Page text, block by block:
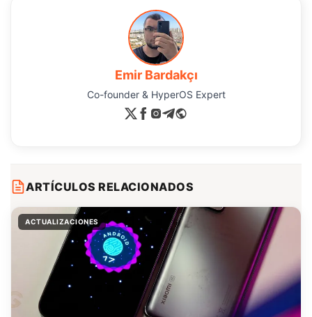
Emir Bardakçı
Co-founder & HyperOS Expert
ARTÍCULOS RELACIONADOS
ACTUALIZACIONES